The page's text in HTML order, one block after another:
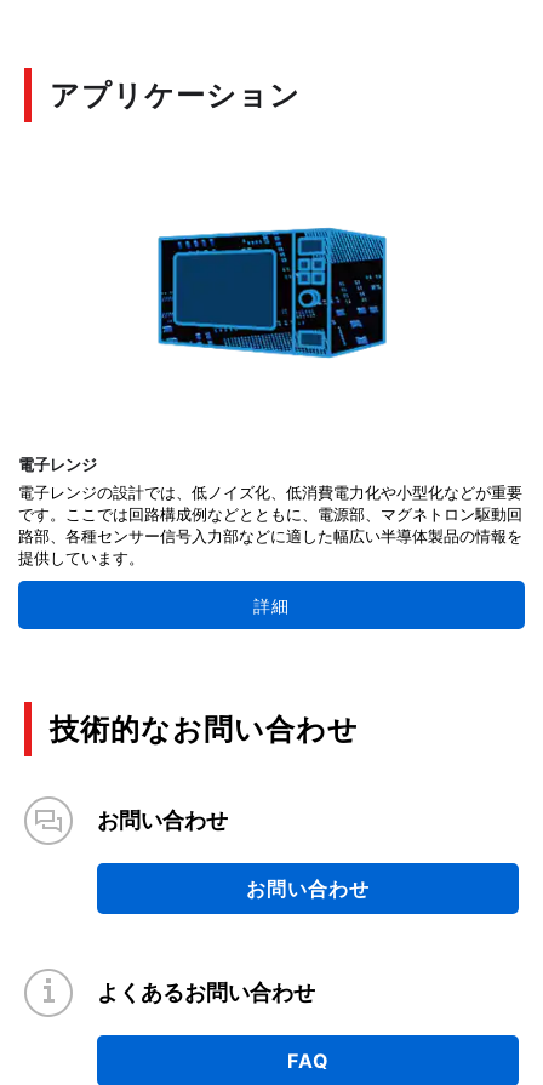
アプリケーション
電子レンジ
電子レンジの設計では、低ノイズ化、低消費電力化や小型化などが重要
です。ここでは回路構成例などとともに、電源部、マグネトロン駆動回
路部、各種センサー信号入力部などに適した幅広い半導体製品の情報を
提供しています。
詳細
技術的なお問い合わせ
お問い合わせ
お問い合わせ
よくあるお問い合わせ
FAQ